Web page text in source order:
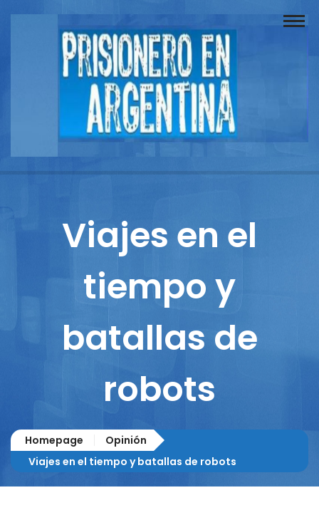
Buscador
Documentos
Reportajes
Columnistas
Viajes en el
tiempo y
batallas de
robots
Homepage
Opinión
Viajes en el tiempo y batallas de robots